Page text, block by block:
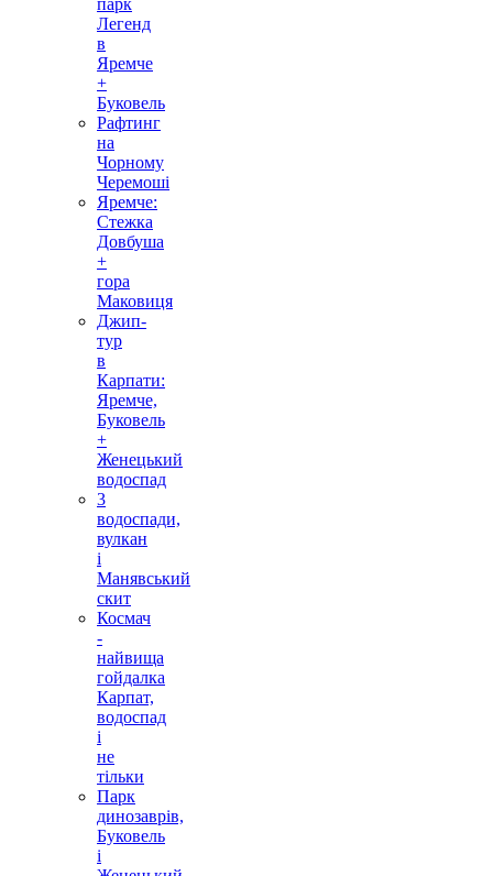
парк
Легенд
в
Яремче
+
Буковель
Рафтинг
на
Чорному
Черемоші
Яремче:
Стежка
Довбуша
+
гора
Маковиця
Джип-
тур
в
Карпати:
Яремче,
Буковель
+
Женецький
водоспад
3
водоспади,
вулкан
і
Манявський
скит
Космач
-
найвища
гойдалка
Карпат,
водоспад
і
не
тільки
Парк
динозаврів,
Буковель
і